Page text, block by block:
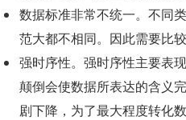
数据标准非常不统一。不同
范大都不相同。因此需要比
强时序性。强时序性主要表
颠倒会使数据所表达的含义
剧下降，为了最大程度转化